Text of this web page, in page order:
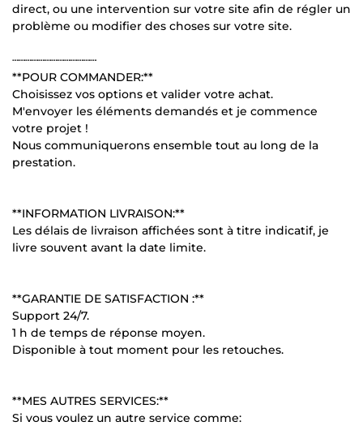
direct, ou une intervention sur votre site afin de régler un
problème ou modifier des choses sur votre site.
┄┄┄┄┄┄┄┄┄┄┄┄┄
**POUR COMMANDER:**
Choisissez vos options et valider votre achat.
M'envoyer les éléments demandés et je commence
votre projet !
Nous communiquerons ensemble tout au long de la
prestation.
**INFORMATION LIVRAISON:**
Les délais de livraison affichées sont à titre indicatif, je
livre souvent avant la date limite.
**GARANTIE DE SATISFACTION :**
Support 24/7.
1 h de temps de réponse moyen.
Disponible à tout moment pour les retouches.
**MES AUTRES SERVICES:**
Si vous voulez un autre service comme: